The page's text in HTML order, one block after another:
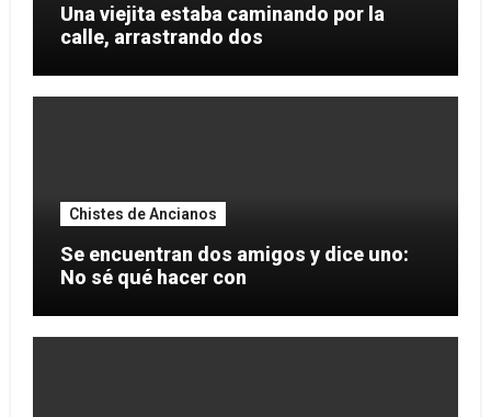
Una viejita estaba caminando por la
calle, arrastrando dos
Chistes de Ancianos
Se encuentran dos amigos y dice uno:
No sé qué hacer con